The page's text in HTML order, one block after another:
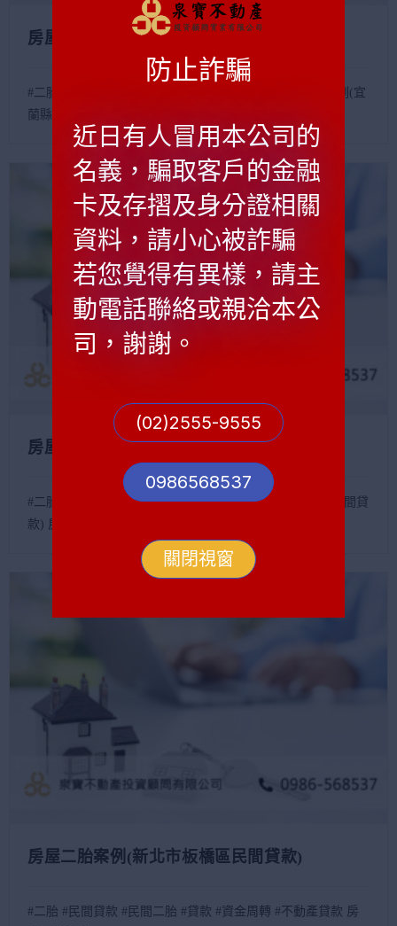
房屋二胎案例(宜蘭縣礁溪民間貸款)
#二胎 #民間貸款 #民間二胎 #貸款 #農地貸款 房屋二胎案例(宜
蘭縣礁溪民間...
房屋二胎案例(屏東縣車城鄉民間貸款)
#二胎 #民間貸款 #民間二胎 #貸款 房屋二胎案例(屏東縣民間貸
款) 房屋地點...
房屋二胎案例(新北市板橋區民間貸款)
#二胎 #民間貸款 #民間二胎 #貸款 #資金周轉 #不動產貸款 房
防止詐騙
近日有人冒用本公司的
名義，騙取客戶的金融
卡及存摺及身分證相關
資料，請小心被詐騙
若您覺得有異樣，請主
動電話聯絡或親洽本公
司，謝謝。
(02)2555-9555
0986568537
關閉視窗